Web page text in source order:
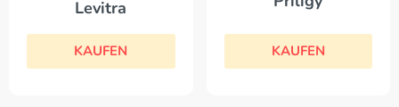
Levitra
KAUFEN KAUFEN